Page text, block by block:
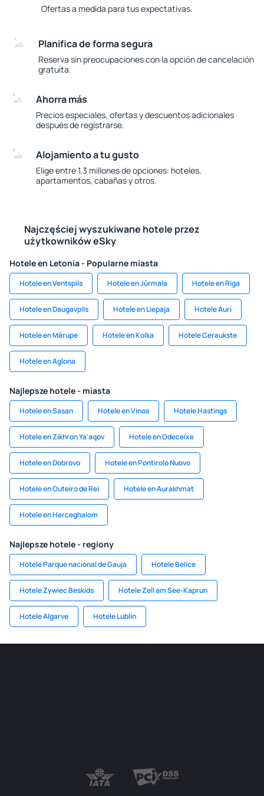
Ofertas a medida para tus expectativas.
Planifica de forma segura
Reserva sin preocupaciones con la opción de cancelación
gratuita.
Ahorra más
Precios especiales, ofertas y descuentos adicionales
después de registrarse.
Alojamiento a tu gusto
Elige entre 1.3 millones de opciones: hoteles,
apartamentos, cabañas y otros.
Najczęściej wyszukiwane hotele przez
użytkowników eSky
Hotele en Letonia - Popularne miasta
Hotele en Ventspils Hotele en Jūrmala Hotele en Riga
Hotele en Daugavpils Hotele en Liepaja Hotele Auri
Hotele en Mārupe Hotele en Kolka Hotele Ceraukste
Hotele en Aglona
Najlepsze hotele - miasta
Hotele en Sasan Hotele en Vinos Hotele Hastings
Hotele en Zikhron Ya'aqov Hotele en Odeceixe
Hotele en Dobrovo Hotele en Pontirolo Nuovo
Hotele en Outeiro de Rei Hotele en Aurakhmat
Hotele en Herceghalom
Najlepsze hotele - regiony
Hotele Parque nacional de Gauja Hotele Belice
Hotele Zywiec Beskids Hotele Zell am See-Kaprun
Hotele Algarve Hotele Lublin